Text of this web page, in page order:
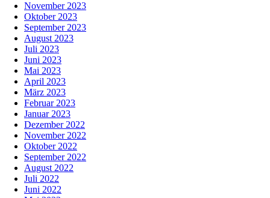
November 2023
Oktober 2023
September 2023
August 2023
Juli 2023
Juni 2023
Mai 2023
April 2023
März 2023
Februar 2023
Januar 2023
Dezember 2022
November 2022
Oktober 2022
September 2022
August 2022
Juli 2022
Juni 2022